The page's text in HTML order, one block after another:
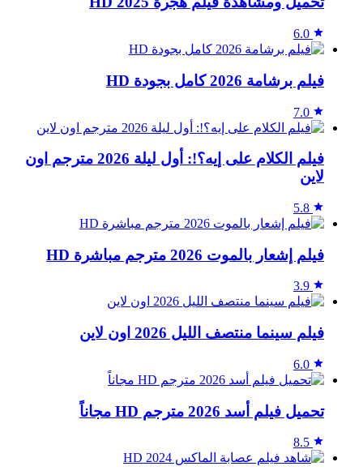
6.0
فيلم برشامة 2026 كامل بجودة HD
7.0
فيلم الكلام على إيه؟!: أول ليلة 2026 مترجم اون
لاين
5.8
فيلم إشعار بالموت 2026 مترجم مباشرة HD
3.9
فيلم سينما منتصف الليل 2026 اون لاين
6.0
تحميل فيلم أسد 2026 مترجم HD مجاناً
8.5